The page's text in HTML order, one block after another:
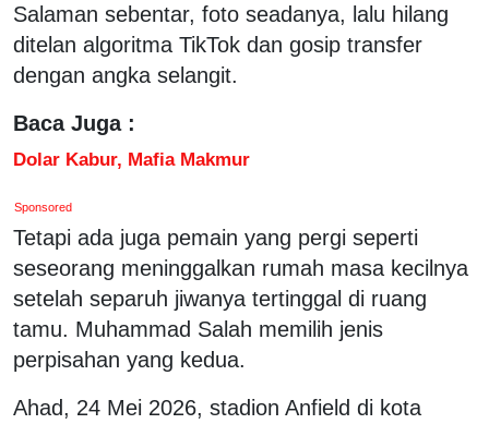
Salaman sebentar, foto seadanya, lalu hilang
ditelan algoritma TikTok dan gosip transfer
dengan angka selangit.
Baca Juga :
Dolar Kabur, Mafia Makmur
Sponsored
Tetapi ada juga pemain yang pergi seperti
seseorang meninggalkan rumah masa kecilnya
setelah separuh jiwanya tertinggal di ruang
tamu. Muhammad Salah memilih jenis
perpisahan yang kedua.
Ahad, 24 Mei 2026, stadion Anfield di kota